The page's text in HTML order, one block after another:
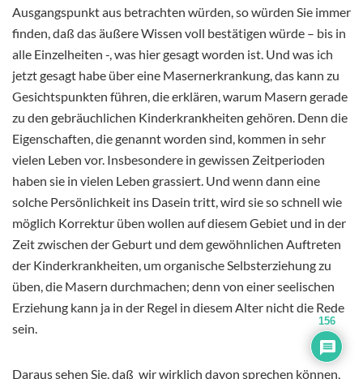
Ausgangspunkt aus betrachten würden, so würden Sie immer
finden, daß das äußere Wissen voll bestätigen würde – bis in
alle Einzelheiten -, was hier gesagt worden ist. Und was ich
jetzt gesagt habe über eine Masernerkrankung, das kann zu
Gesichtspunkten führen, die erklären, warum Masern gerade
zu den gebräuchlichen Kinderkrankheiten gehören. Denn die
Eigenschaften, die genannt worden sind, kommen in sehr
vielen Leben vor. Insbesondere in gewissen Zeitperioden
haben sie in vielen Leben grassiert. Und wenn dann eine
solche Persönlichkeit ins Dasein tritt, wird sie so schnell wie
möglich Korrektur üben wollen auf diesem Gebiet und in der
Zeit zwischen der Geburt und dem gewöhnlichen Auftreten
der Kinderkrankheiten, um organische Selbsterziehung zu
üben, die Masern durchmachen; denn von einer seelischen
Erziehung kann ja in der Regel in diesem Alter nicht die Rede
sein.
Daraus sehen Sie, daß wir wirklich davon sprechen können,
156